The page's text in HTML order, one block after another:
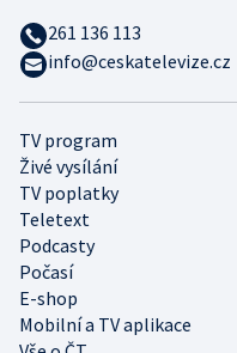
TV program
Živé vysílání
TV poplatky
Teletext
Podcasty
Počasí
E-shop
Mobilní a TV aplikace
261 136 113
info@ceskatelevize.cz